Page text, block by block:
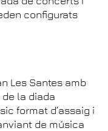
configurats
Les Santes amb
la diada
format d’assaig i
de música